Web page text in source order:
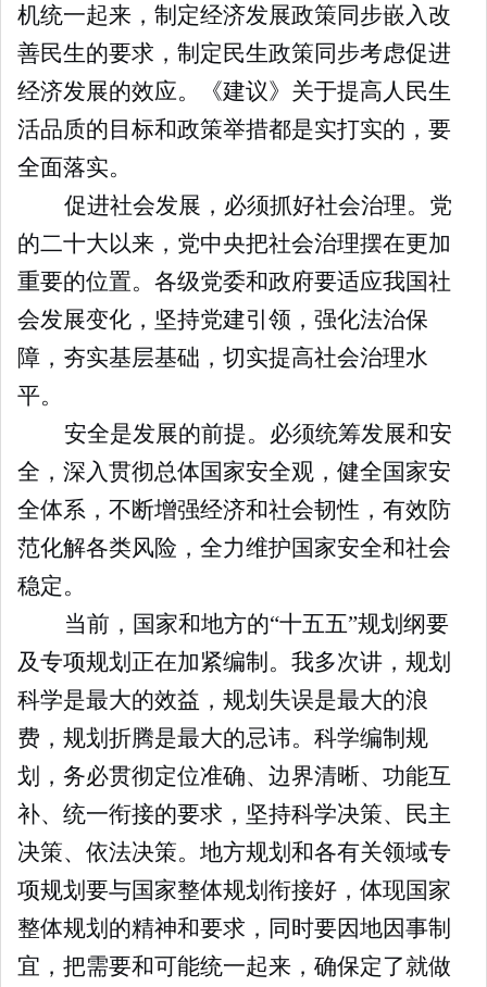
机统一起来，制定经济发展政策同步嵌入改
善民生的要求，制定民生政策同步考虑促进
经济发展的效应。《建议》关于提高人民生
活品质的目标和政策举措都是实打实的，要
全面落实。
促进社会发展，必须抓好社会治理。党
的二十大以来，党中央把社会治理摆在更加
重要的位置。各级党委和政府要适应我国社
会发展变化，坚持党建引领，强化法治保
障，夯实基层基础，切实提高社会治理水
平。
安全是发展的前提。必须统筹发展和安
全，深入贯彻总体国家安全观，健全国家安
全体系，不断增强经济和社会韧性，有效防
范化解各类风险，全力维护国家安全和社会
稳定。
当前，国家和地方的“十五五”规划纲要
及专项规划正在加紧编制。我多次讲，规划
科学是最大的效益，规划失误是最大的浪
费，规划折腾是最大的忌讳。科学编制规
划，务必贯彻定位准确、边界清晰、功能互
补、统一衔接的要求，坚持科学决策、民主
决策、依法决策。地方规划和各有关领域专
项规划要与国家整体规划衔接好，体现国家
整体规划的精神和要求，同时要因地因事制
宜，把需要和可能统一起来，确保定了就做